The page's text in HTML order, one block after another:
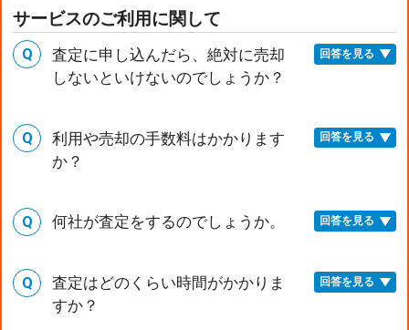
サービスのご利用に関して
査定に申し込んだら、絶対に売却
しないといけないのでしょうか？
回答を見る
利用や売却の手数料はかかります
か？
回答を見る
何社が査定をするのでしょうか。 回答を見る
査定はどのくらい時間がかかりま
すか？
回答を見る